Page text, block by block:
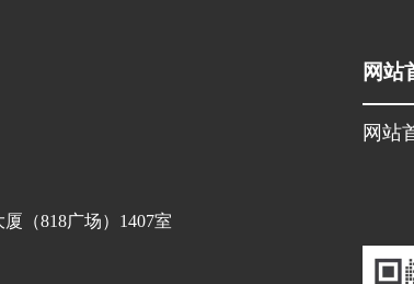
（818广场）1407室
网站
网站